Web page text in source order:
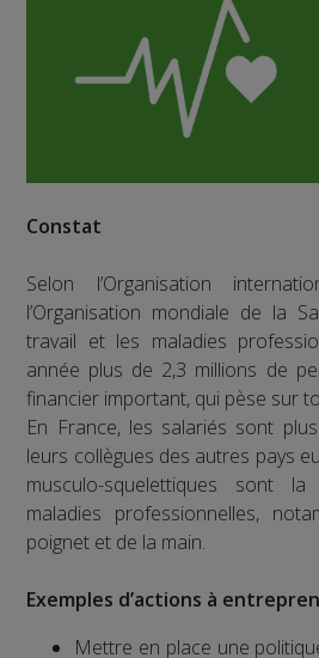
Constat
Selon l’Organisation
l’Organisation mondiale de la
travail et les maladies
année plus de 2,3 millions de
financier important, qui pèse sur
En France, les salariés sont
leurs collègues des autres pays
musculo-squelettiques sont
maladies professionnelles,
poignet et de la main.
Exemples d’actions à
Mettre en place une